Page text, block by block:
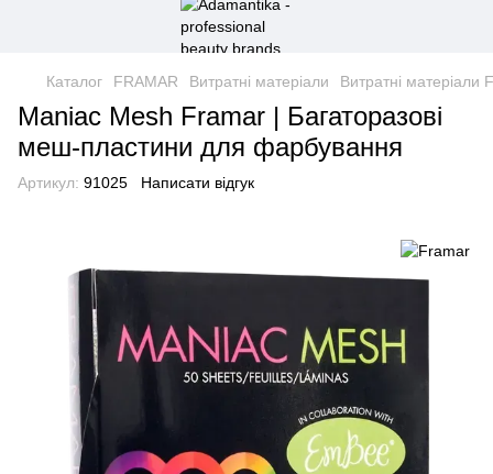
Каталог FRAMAR Витратні матеріали Витратні матеріали
Maniac Mesh Framar | Багаторазові
меш-пластини для фарбування
Артикул: 91025 Написати відгук